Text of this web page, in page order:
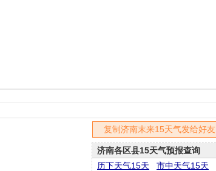
复制济南末来15天气发给好友
济南各区县15天气预报查询
历下天气15天
市中天气15天